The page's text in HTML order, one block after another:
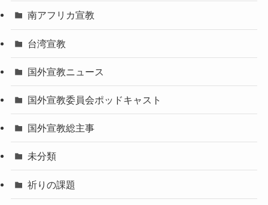
南アフリカ宣教
台湾宣教
国外宣教ニュース
国外宣教委員会ポッドキャスト
国外宣教総主事
未分類
祈りの課題